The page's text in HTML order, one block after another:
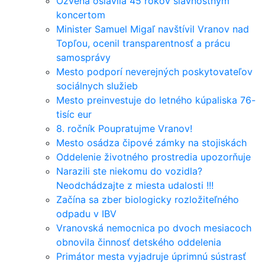
koncertom
Minister Samuel Migaľ navštívil Vranov nad
Topľou, ocenil transparentnosť a prácu
samosprávy
Mesto podporí neverejných poskytovateľov
sociálnych služieb
Mesto preinvestuje do letného kúpaliska 76-
tisíc eur
8. ročník Poupratujme Vranov!
Mesto osádza čipové zámky na stojiskách
Oddelenie životného prostredia upozorňuje
Narazili ste niekomu do vozidla?
Neodchádzajte z miesta udalosti !!!
Začína sa zber biologicky rozložiteľného
odpadu v IBV
Vranovská nemocnica po dvoch mesiacoch
obnovila činnosť detského oddelenia
Primátor mesta vyjadruje úprimnú sústrasť